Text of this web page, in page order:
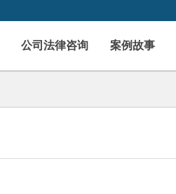
公司法律咨询 案例故事